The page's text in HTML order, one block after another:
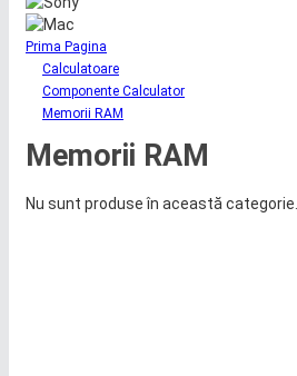
Prima Pagina
Calculatoare
Componente Calculator
Memorii RAM
Memorii RAM
Nu sunt produse în această categorie.